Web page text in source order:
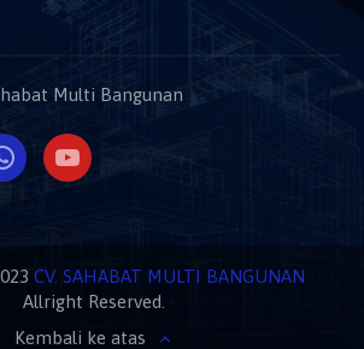
Multi Bangunan
CV. SAHABAT MULTI BANGUNAN
Allright Reserved.
Kembali ke atas